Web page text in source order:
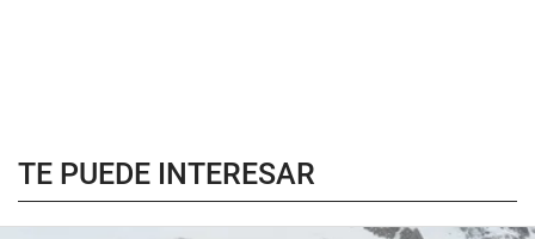
TE PUEDE INTERESAR